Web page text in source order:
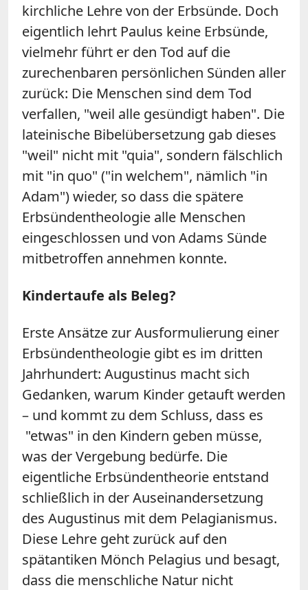
kirchliche Lehre von der Erbsünde. Doch
eigentlich lehrt Paulus keine Erbsünde,
vielmehr führt er den Tod auf die
zurechenbaren persönlichen Sünden aller
zurück: Die Menschen sind dem Tod
verfallen, "weil alle gesündigt haben". Die
lateinische Bibelübersetzung gab dieses
"weil" nicht mit "quia", sondern fälschlich
mit "in quo" ("in welchem", nämlich "in
Adam") wieder, so dass die spätere
Erbsündentheologie alle Menschen
eingeschlossen und von Adams Sünde
mitbetroffen annehmen konnte.
Kindertaufe als Beleg?
Erste Ansätze zur Ausformulierung einer
Erbsündentheologie gibt es im dritten
Jahrhundert: Augustinus macht sich
Gedanken, warum Kinder getauft werden
– und kommt zu dem Schluss, dass es
"etwas" in den Kindern geben müsse,
was der Vergebung bedürfe. Die
eigentliche Erbsündentheorie entstand
schließlich in der Auseinandersetzung
des Augustinus mit dem Pelagianismus.
Diese Lehre geht zurück auf den
spätantiken Mönch Pelagius und besagt,
dass die menschliche Natur nicht